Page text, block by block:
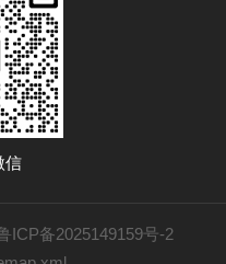
信
ICP备2025149159号-2